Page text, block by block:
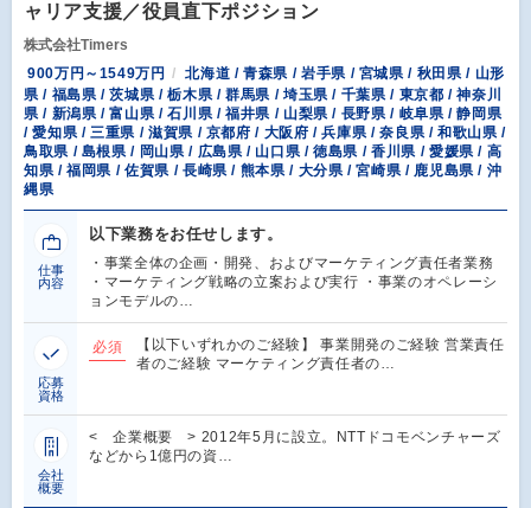
ャリア支援／役員直下ポジション
株式会社Timers
900万円～1549万円
北海道 / 青森県 / 岩手県 / 宮城県 / 秋田県 / 山形
県 / 福島県 / 茨城県 / 栃木県 / 群馬県 / 埼玉県 / 千葉県 / 東京都 / 神奈川
県 / 新潟県 / 富山県 / 石川県 / 福井県 / 山梨県 / 長野県 / 岐阜県 / 静岡県
/ 愛知県 / 三重県 / 滋賀県 / 京都府 / 大阪府 / 兵庫県 / 奈良県 / 和歌山県 /
鳥取県 / 島根県 / 岡山県 / 広島県 / 山口県 / 徳島県 / 香川県 / 愛媛県 / 高
知県 / 福岡県 / 佐賀県 / 長崎県 / 熊本県 / 大分県 / 宮崎県 / 鹿児島県 / 沖
縄県
仕事
内容
以下業務をお任せします。
・事業全体の企画・開発、およびマーケティング責任者業務
・マーケティング戦略の立案および実行 ・事業のオペレーシ
ョンモデルの…
応募
資格
必須
【以下いずれかのご経験】 事業開発のご経験 営業責任
者のご経験 マーケティング責任者の…
会社
概要
< 企業概要 > 2012年5月に設立。NTTドコモベンチャーズ
などから1億円の資…